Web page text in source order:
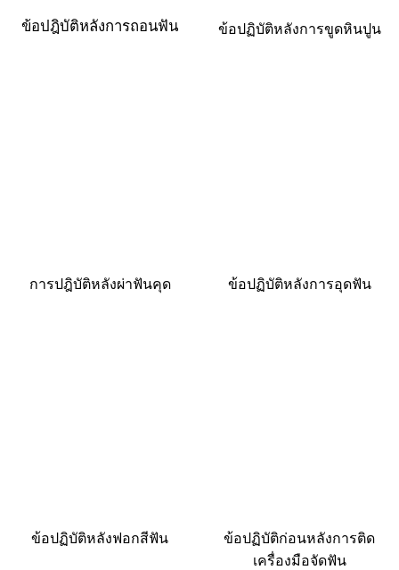
ข้อปฎิบัติหลังการถอนฟัน ข้อปฏิบัติหลังการขูดหินปูน
การปฎิบัติหลังผ่าฟันคุด ข้อปฏิบัติหลังการอุดฟัน
ข้อปฏิบัติหลังฟอกสีฟัน
ข้อปฏิบัติก่อนหลังการติด
เครื่องมือจัดฟัน